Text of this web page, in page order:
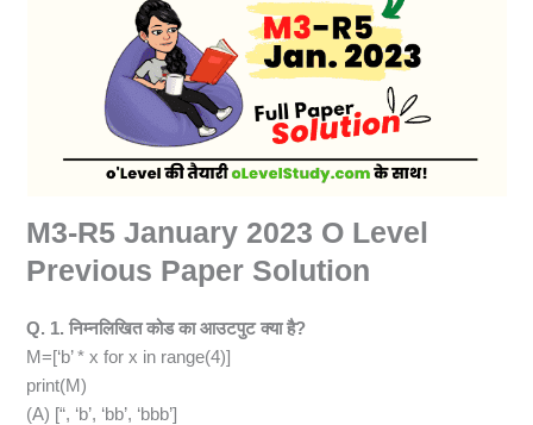
M3-R5 January 2023 O Level
Previous Paper Solution
Q. 1. निम्नलिखित कोड का आउटपुट क्या है?
M=[‘b’ * x for x in range(4)]
print(M)
(A) [“, ‘b’, ‘bb’, ‘bbb’]